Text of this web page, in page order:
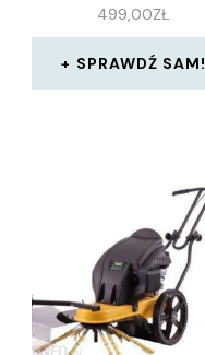
499,00ZŁ
SPRAWDŹ SAM!